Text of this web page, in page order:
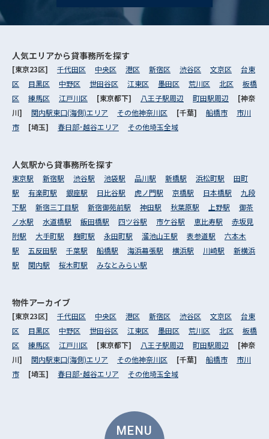
MENU
人気エリアから貸事務所を探す
[東京23区] 千代田区 中央区 港区 新宿区 渋谷区 文京区
台東
区
目黒区 中野区 世田谷区 江東区 墨田区 荒川区 北区
板橋
区
練馬区 江戸川区 [東京都下] 八王子駅周辺 町田駅周辺
[神奈
川] 関内駅東口(海側)エリア その他神奈川区 [千葉] 船橋市
市川
市
[埼玉] 春日部･越谷エリア その他埼玉全域
人気駅から貸事務所を探す
東京駅 新宿駅 渋谷駅 池袋駅 品川駅 新橋駅 浜松町駅
田町
駅
有楽町駅 銀座駅 日比谷駅 虎ノ門駅 京橋駅 日本橋駅
九段
下駅
新宿三丁目駅 新宿御苑前駅 神田駅 秋葉原駅 上野駅
御茶
ノ水駅
水道橋駅 飯田橋駅 四ツ谷駅 市ケ谷駅 恵比寿駅
赤坂見
附駅
大手町駅 麹町駅 永田町駅 溜池山王駅 表参道駅
六本木
駅
五反田駅 千葉駅 船橋駅 海浜幕張駅 横浜駅 川崎駅
新横浜
駅
関内駅 桜木町駅 みなとみらい駅
物件アーカイブ
[東京23区] 千代田区 中央区 港区 新宿区 渋谷区 文京区
台東
区
目黒区 中野区 世田谷区 江東区 墨田区 荒川区 北区
板橋
区
練馬区 江戸川区 [東京都下] 八王子駅周辺 町田駅周辺
[神奈
川] 関内駅東口(海側)エリア その他神奈川区 [千葉] 船橋市
市川
市
[埼玉] 春日部･越谷エリア その他埼玉全域